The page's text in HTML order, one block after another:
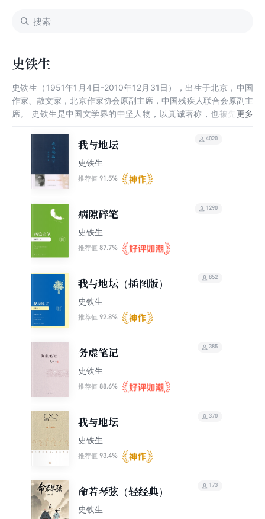
史铁生
史铁生（1951年1月4日-2010年12月31日），出生于北京，中国
作家、散文家，北京作家协会原副主席，中国残疾人联合会原副主
席。 史铁生是中国文学界的中坚人物，以真诚著称，也被先锋派
析维持生命，自称“职业是生病，业余在写作”。2010年12月31
日，他因突发脑溢血逝世，享年59岁。
我与地坛
史铁生
推荐值 91.5%
4020
病隙碎笔
史铁生
推荐值 87.7%
1290
我与地坛（插图版）
史铁生
推荐值 92.8%
852
务虚笔记
史铁生
推荐值 88.6%
385
我与地坛
史铁生
推荐值 93.4%
370
命若琴弦（轻经典）
史铁生
173